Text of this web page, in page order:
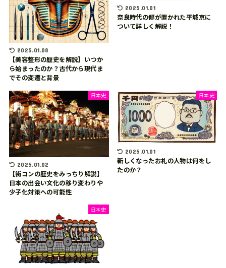
2025.01.08
【美容整形の歴史を解説】いつか
ら始まったのか？古代から現代ま
でその変遷と背景
2025.01.01
奈良時代の都が置かれた平城京に
ついて詳しく解説！
日本史
2025.01.02
【街コンの歴史をみっちり解説】
日本の出会い文化の移り変わりや
少子化対策への可能性
日本史
2025.01.01
新しくなったお札の人物は何をし
たのか？
日本史